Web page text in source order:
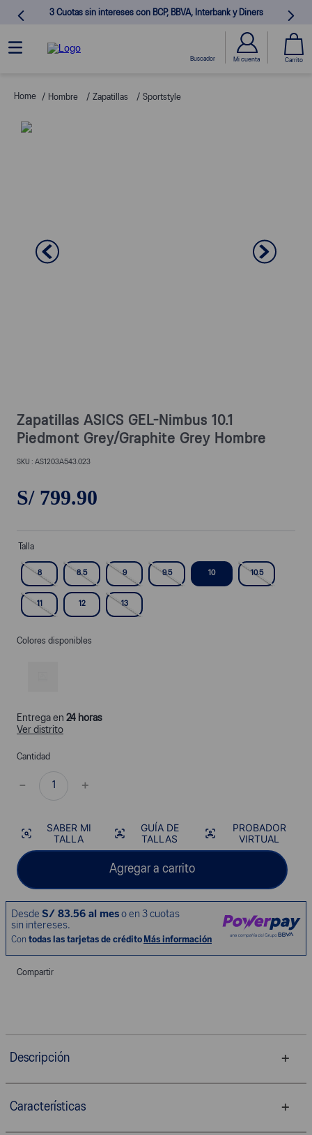
3 Cuotas sin intereses con BCP, BBVA, Interbank y Diners
Hombre Zapatillas Sportstyle
Zapatillas ASICS GEL-Nimbus 10.1
Piedmont Grey/Graphite Grey Hombre
AS1203A543.023
S/ 799.90
Talla
8 8.5 9 9.5 10 10.5
11 12 13
Colores disponibles
Entrega en 24 horas
Ver distrito
Cantidad
＋
－
SABER MI
TALLA
GUÍA DE
TALLAS
PROBADOR
VIRTUAL
Agregar a carrito
Compartir
Descripción
Características